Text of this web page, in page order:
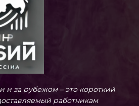
и за рубежом – это короткий
работникам